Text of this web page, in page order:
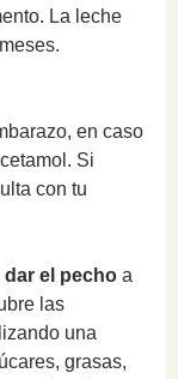
La leche
en caso
Si
con tu
dar el pecho a
las
una
grasas,